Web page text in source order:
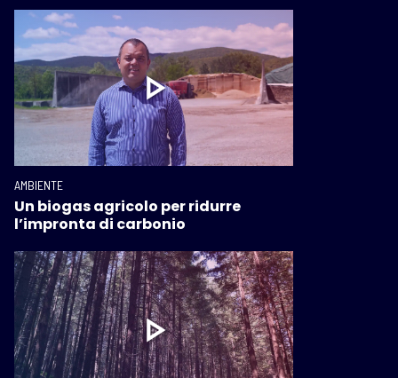
AMBIENTE
Un biogas agricolo per ridurre
l’impronta di carbonio